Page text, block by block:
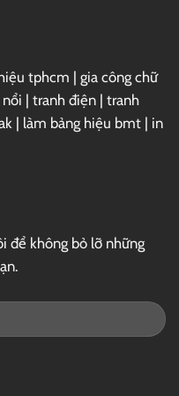
tphcm | gia công chữ
| tranh điện | tranh
| làm bảng hiệu bmt | in
để không bỏ lỡ những